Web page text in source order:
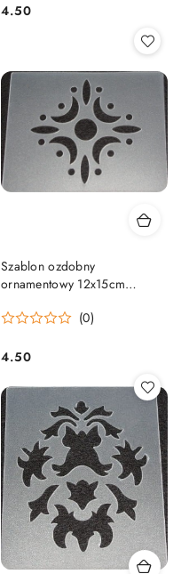
Cena:
4.50
Szablon ozdobny
ornamentowy 12x15cm
(0)
Cena:
4.50